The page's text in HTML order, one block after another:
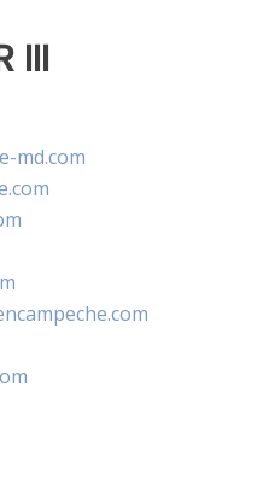
III
md.com